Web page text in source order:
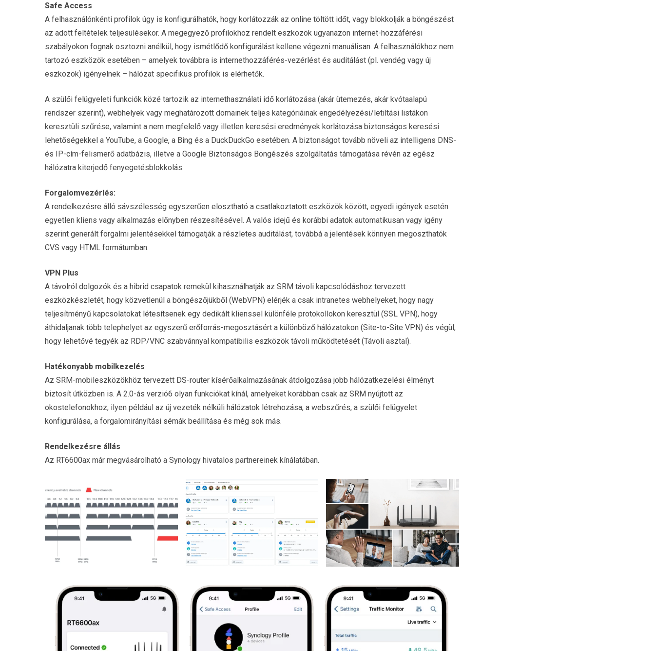
Safe Access
A felhasználónkénti profilok úgy is konfigurálhatók, hogy korlátozzák az online töltött időt, vagy blokkolják a böngészést
az adott feltételek teljesülésekor. A megegyező profilokhoz rendelt eszközök ugyanazon internet-hozzáférési
szabályokon fognak osztozni anélkül, hogy ismétlődő konfigurálást kellene végezni manuálisan. A felhasználókhoz nem
tartozó eszközök esetében – amelyek továbbra is internethozzáférés-vezérlést és auditálást (pl. vendég vagy új
eszközök) igényelnek – hálózat specifikus profilok is elérhetők.
A szülői felügyeleti funkciók közé tartozik az internethasználati idő korlátozása (akár ütemezés, akár kvótaalapú
rendszer szerint), webhelyek vagy meghatározott domainek teljes kategóriáinak engedélyezési/letiltási listákon
keresztüli szűrése, valamint a nem megfelelő vagy illetlen keresési eredmények korlátozása biztonságos keresési
lehetőségekkel a YouTube, a Google, a Bing és a DuckDuckGo esetében. A biztonságot tovább növeli az intelligens DNS-
és IP-cím-felismerő adatbázis, illetve a Google Biztonságos Böngészés szolgáltatás támogatása révén az egész
hálózatra kiterjedő fenyegetésblokkolás.
Forgalomvezérlés:
A rendelkezésre álló sávszélesség egyszerűen elosztható a csatlakoztatott eszközök között, egyedi igények esetén
egyetlen kliens vagy alkalmazás előnyben részesítésével. A valós idejű és korábbi adatok automatikusan vagy igény
szerint generált forgalmi jelentésekkel támogatják a részletes auditálást, továbbá a jelentések könnyen megoszthatók
CVS vagy HTML formátumban.
VPN Plus
A távolról dolgozók és a hibrid csapatok remekül kihasználhatják az SRM távoli kapcsolódáshoz tervezett
eszközkészletét, hogy közvetlenül a böngészőjükből (WebVPN) elérjék a csak intranetes webhelyeket, hogy nagy
teljesítményű kapcsolatokat létesítsenek egy dedikált klienssel különféle protokollokon keresztül (SSL VPN), hogy
áthidaljanak több telephelyet az egyszerű erőforrás-megosztásért a különböző hálózatokon (Site-to-Site VPN) és végül,
hogy lehetővé tegyék az RDP/VNC szabvánnyal kompatibilis eszközök távoli működtetését (Távoli asztal).
Hatékonyabb mobilkezelés
Az SRM-mobileszközökhöz tervezett DS-router kísérőalkalmazásának átdolgozása jobb hálózatkezelési élményt
biztosít útközben is. A 2.0-ás verzió6 olyan funkciókat kínál, amelyeket korábban csak az SRM nyújtott az
okostelefonokhoz, ilyen például az új vezeték nélküli hálózatok létrehozása, a webszűrés, a szülői felügyelet
konfigurálása, a forgalomirányítási sémák beállítása és még sok más.
Rendelkezésre állás
Az RT6600ax már megvásárolható a Synology hivatalos partnereinek kínálatában.